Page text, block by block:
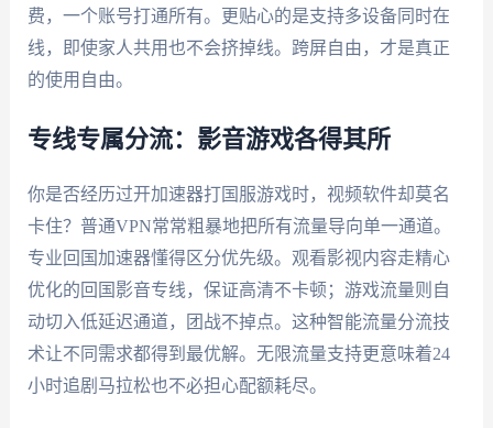
费，一个账号打通所有。更贴心的是支持多设备同时在
线，即使家人共用也不会挤掉线。跨屏自由，才是真正
的使用自由。
专线专属分流：影音游戏各得其所
你是否经历过开加速器打国服游戏时，视频软件却莫名
卡住？普通VPN常常粗暴地把所有流量导向单一通道。
专业回国加速器懂得区分优先级。观看影视内容走精心
优化的回国影音专线，保证高清不卡顿；游戏流量则自
动切入低延迟通道，团战不掉点。这种智能流量分流技
术让不同需求都得到最优解。无限流量支持更意味着24
小时追剧马拉松也不必担心配额耗尽。